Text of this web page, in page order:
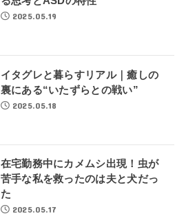
2025.05.19
イタグレと暮らすリアル｜癒しの
裏にある“いたずらとの戦い”
2025.05.18
在宅勤務中にカメムシ出現！虫が
苦手な私を救ったのは夫と犬だっ
た
2025.05.17